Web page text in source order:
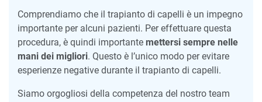
Comprendiamo che il trapianto di capelli è un impegno
importante per alcuni pazienti. Per effettuare questa
procedura, è quindi importante mettersi sempre nelle
mani dei migliori. Questo è l’unico modo per evitare
esperienze negative durante il trapianto di capelli.
Siamo orgogliosi della competenza del nostro team